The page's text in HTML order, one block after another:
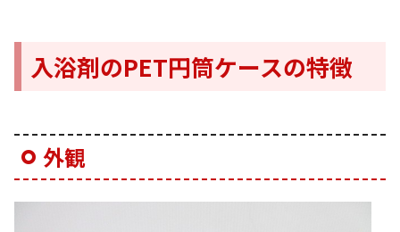
入浴剤のPET円筒ケースの特徴
外観